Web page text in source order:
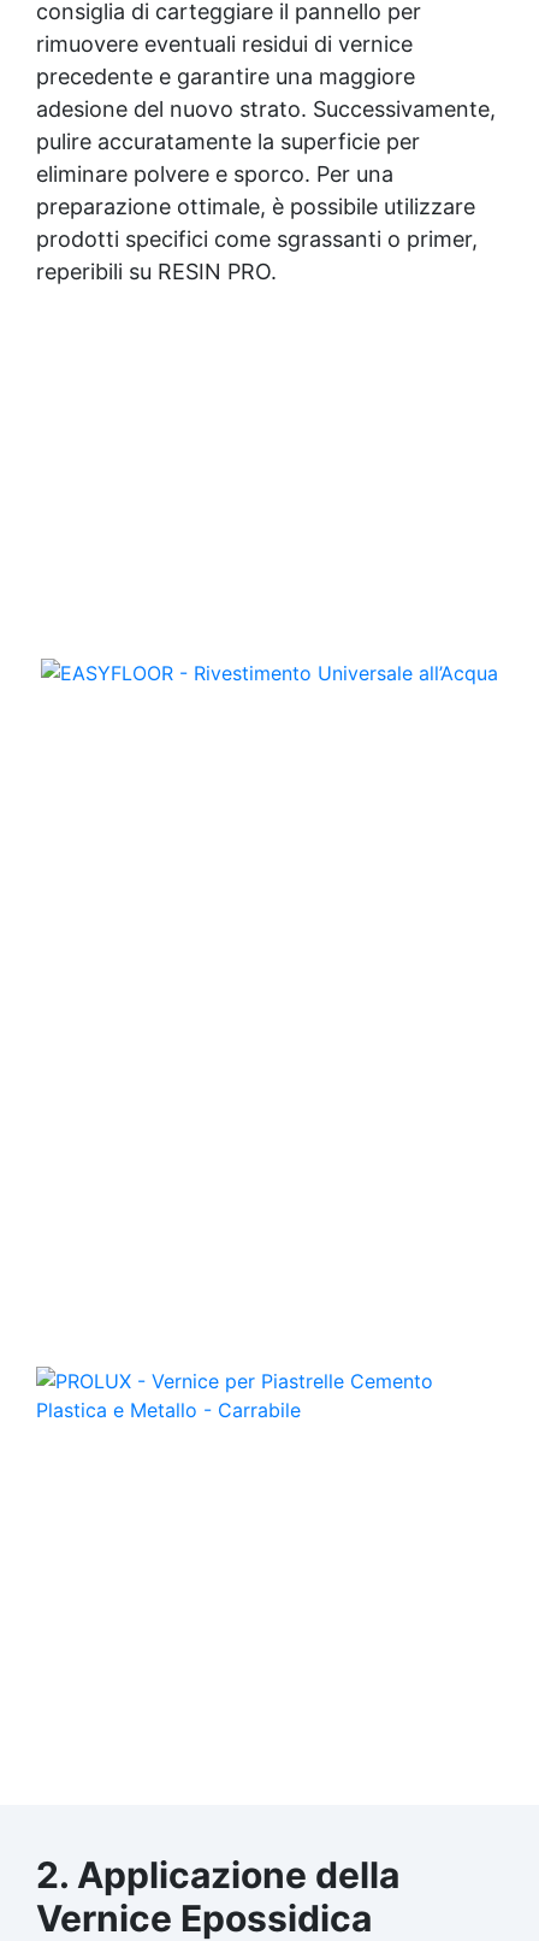
consiglia di carteggiare il pannello per
rimuovere eventuali residui di vernice
precedente e garantire una maggiore
adesione del nuovo strato. Successivamente,
pulire accuratamente la superficie per
eliminare polvere e sporco. Per una
preparazione ottimale, è possibile utilizzare
prodotti specifici come sgrassanti o primer,
reperibili su RESIN PRO.
2. Applicazione della
Vernice Epossidica